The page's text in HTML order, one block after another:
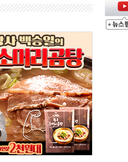
전망치 웃돌 듯"
높이 상향
도권 넘길 위험"
전략으로"
항에 짓는다
"
뒷걸음